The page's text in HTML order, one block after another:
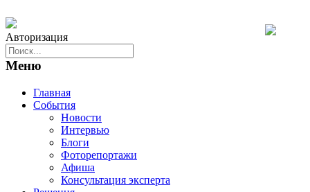
Авторизация
Меню
Главная
События
Новости
Интервью
Блоги
Фоторепортажи
Афиша
Консультация эксперта